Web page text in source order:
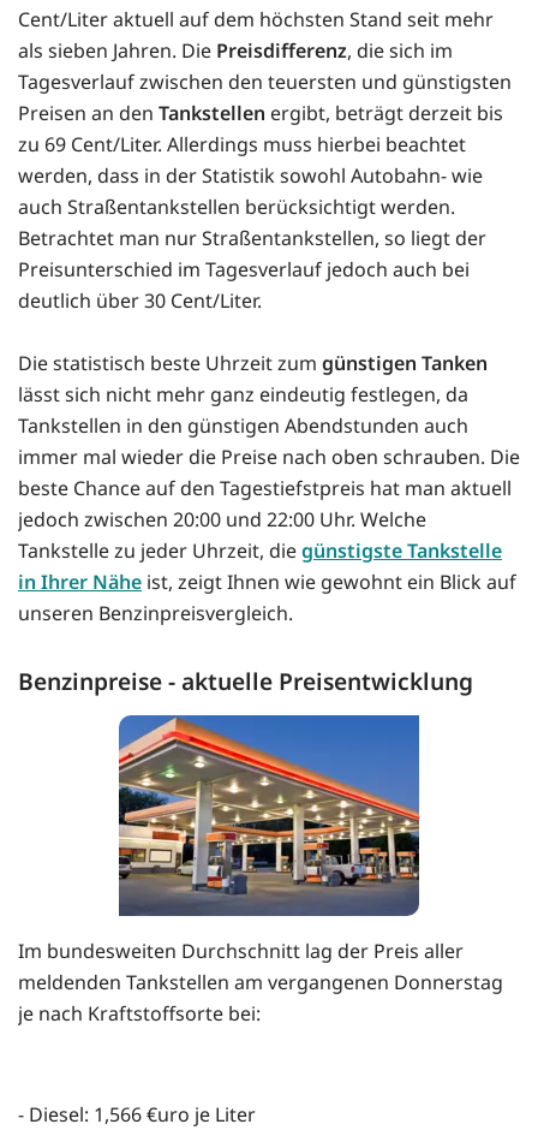
Cent/Liter aktuell auf dem höchsten Stand seit mehr
als sieben Jahren. Die Preisdifferenz, die sich im
Tagesverlauf zwischen den teuersten und günstigsten
Preisen an den Tankstellen ergibt, beträgt derzeit bis
zu 69 Cent/Liter. Allerdings muss hierbei beachtet
werden, dass in der Statistik sowohl Autobahn- wie
auch Straßentankstellen berücksichtigt werden.
Betrachtet man nur Straßentankstellen, so liegt der
Preisunterschied im Tagesverlauf jedoch auch bei
deutlich über 30 Cent/Liter.
Die statistisch beste Uhrzeit zum günstigen Tanken
lässt sich nicht mehr ganz eindeutig festlegen, da
Tankstellen in den günstigen Abendstunden auch
immer mal wieder die Preise nach oben schrauben. Die
beste Chance auf den Tagestiefstpreis hat man aktuell
jedoch zwischen 20:00 und 22:00 Uhr. Welche
Tankstelle zu jeder Uhrzeit, diegünstigste Tankstelle
in Ihrer Nähe ist, zeigt Ihnen wie gewohnt ein Blick auf
unseren Benzinpreisvergleich.
Benzinpreise - aktuelle Preisentwicklung
Im bundesweiten Durchschnitt lag der Preis aller
meldenden Tankstellen am vergangenen Donnerstag
je nach Kraftstoffsorte bei:
- Diesel: 1,566 €uro je Liter